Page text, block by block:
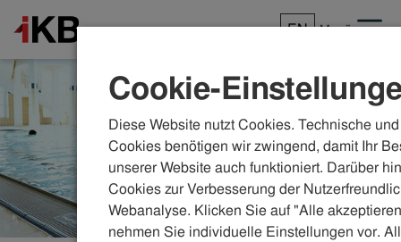
EN Menü
Cookie-
Diese Website nutzt Cookies. Technische
Cookies benötigen wir zwingend, damit Ihr
unserer Website auch funktioniert. Darüber
Cookies zur Verbesserung der
Webanalyse. Klicken Sie auf "Alle
nehmen Sie individuelle Einstellungen vor.